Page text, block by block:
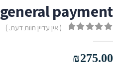
general payment
( אין עדיין חוות דעת. )
₪275.00